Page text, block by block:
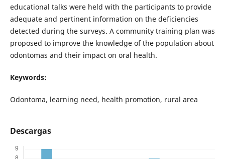
educational talks were held with the participants to provide
adequate and pertinent information on the deficiencies
detected during the surveys. A community training plan was
proposed to improve the knowledge of the population about
odontomas and their impact on oral health.
Keywords:
Odontoma, learning need, health promotion, rural area
Descargas